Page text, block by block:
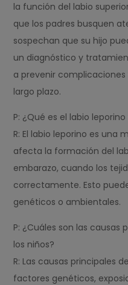
la función del labio
que los padres busquen
sospechan que su hijo
un diagnóstico y
a prevenir
largo plazo.
P: ¿Qué es el labio
R: El labio leporino es
afecta la formación del
embarazo, cuando los
correctamente. Esto
genéticos o ambientales.
P: ¿Cuáles son las causas
los niños?
R: Las causas principales
factores genéticos,